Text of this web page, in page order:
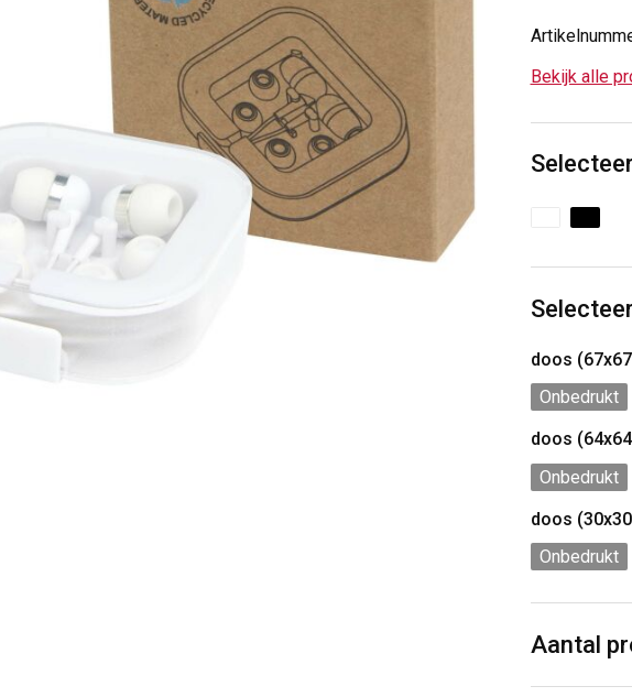
Bekijk alle
doos
Onbedrukt
doos
Onbedrukt
doos
Onbedrukt
Aantal